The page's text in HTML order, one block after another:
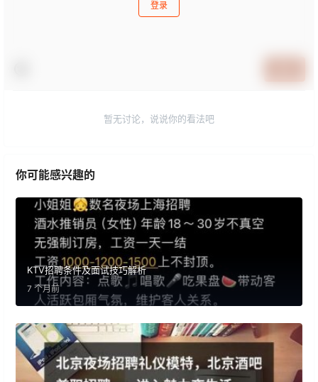
登录
暂无讨论，说说你的看法吧
你可能感兴趣的
KTV招聘条件及面试技巧解析
7 个月前